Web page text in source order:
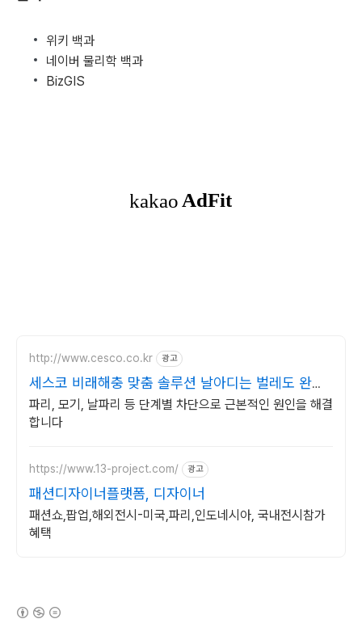
위키 백과
네이버 물리학 백과
BizGIS
http://www.cesco.co.kr 광고
세스코 비래해충 맞춤 솔루션 날아디는 벌레도 완벽
차단
파리, 모기, 날파리 등 단계별 차단으로 근본적인 원인을 해결
합니다
https://www.13-project.com/ 광고
패션디자이너플랫폼, 디자이너
패션쇼,팝업,해외전시-미국,파리,인도네시아, 국내전시참가
혜택